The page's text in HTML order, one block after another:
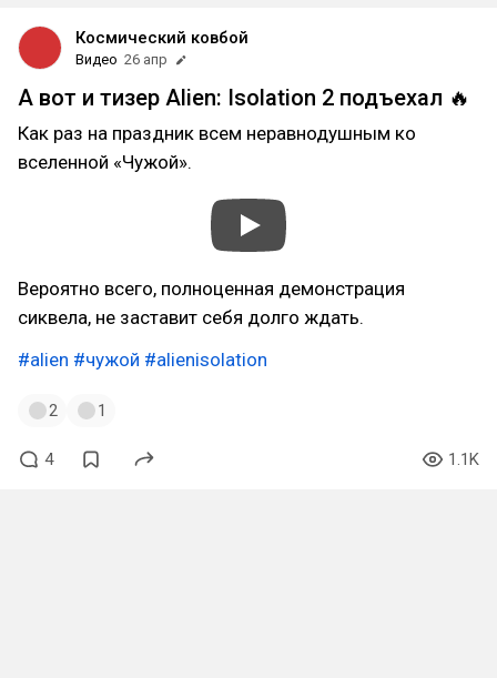
Космический ковбой
Видео 26 апр
А вот и тизер Alien: Isolation 2 подъехал 🔥
Как раз на праздник всем неравнодушным ко
вселенной «Чужой».
Вероятно всего, полноценная демонстрация
сиквела, не заставит себя долго ждать.
#alien #чужой #alienisolation
2 1
4 1.1K